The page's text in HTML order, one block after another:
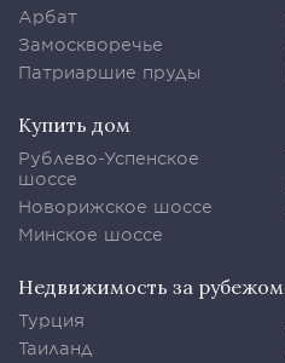
Арбат
Замоскворечье
Патриаршие пруды
Купить дом
Рублево-Успенское
шоссе
Новорижское шоссе
Минское шоссе
Недвижимость за рубежом
Турция
Таиланд